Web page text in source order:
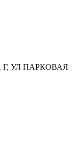
Г, УЛ ПАРКОВАЯ